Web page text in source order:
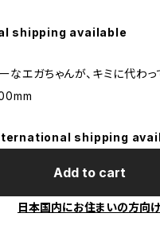
shipping available
なエガちゃんが、キミに代わっ
shipping
Add to cart
日本国内にお住まいの方向け